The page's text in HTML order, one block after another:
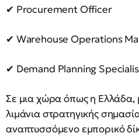
✔ Procurement Officer
✔ Warehouse Operations
✔ Demand Planning
Σε μια χώρα όπως η Ελλάδα,
λιμάνια στρατηγικής
αναπτυσσόμενο εμπορικό